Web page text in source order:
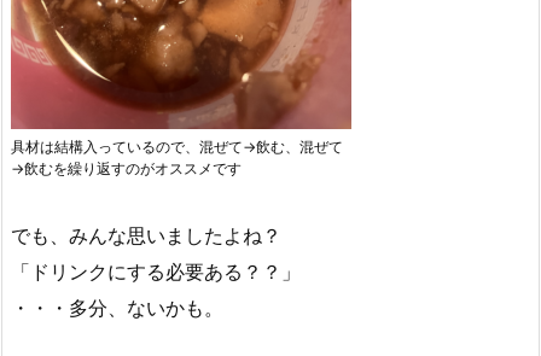
具材は結構入っているので、混ぜて→飲む、混ぜて
→飲むを繰り返すのがオススメです
でも、みんな思いましたよね？
「ドリンクにする必要ある？？」
・・・多分、ないかも。